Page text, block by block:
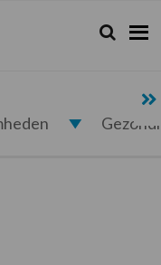
Zoeken...
Zoek